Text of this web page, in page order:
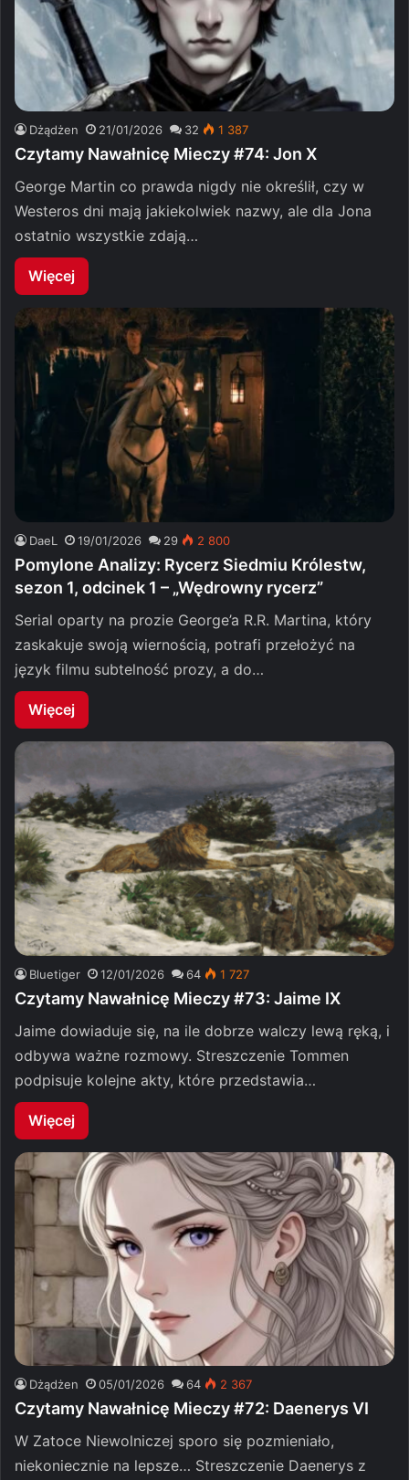
Dżądżen 21/01/2026 32 1 387
Czytamy Nawałnicę Mieczy #74: Jon X
George Martin co prawda nigdy nie określił, czy w
Westeros dni mają jakiekolwiek nazwy, ale dla Jona
ostatnio wszystkie zdają…
Więcej
DaeL 19/01/2026 29 2 800
Pomylone Analizy: Rycerz Siedmiu Królestw,
sezon 1, odcinek 1 – „Wędrowny rycerz”
Serial oparty na prozie George’a R.R. Martina, który
zaskakuje swoją wiernością, potrafi przełożyć na
język filmu subtelność prozy, a do…
Więcej
Bluetiger 12/01/2026 64 1 727
Czytamy Nawałnicę Mieczy #73: Jaime IX
Jaime dowiaduje się, na ile dobrze walczy lewą ręką, i
odbywa ważne rozmowy. Streszczenie Tommen
podpisuje kolejne akty, które przedstawia…
Więcej
Dżądżen 05/01/2026 64 2 367
Czytamy Nawałnicę Mieczy #72: Daenerys VI
W Zatoce Niewolniczej sporo się pozmieniało,
niekoniecznie na lepsze… Streszczenie Daenerys z